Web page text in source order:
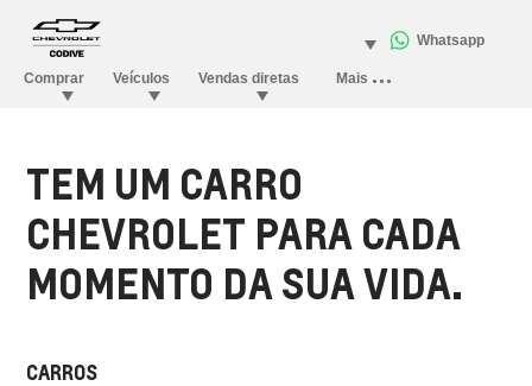
TEM UM CARRO
CHEVROLET PARA CADA
MOMENTO DA SUA VIDA.
CARROS